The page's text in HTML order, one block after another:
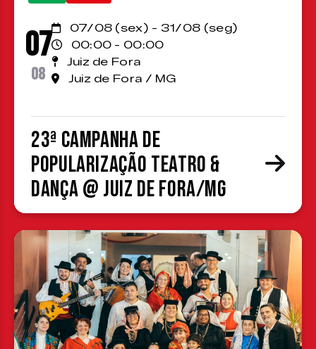
07
08
07/08 (sex) - 31/08 (seg)
00:00 - 00:00
Juiz de Fora
Juiz de Fora / MG
23ª Campanha de
Popularização Teatro &
Dança @ Juiz de Fora/MG